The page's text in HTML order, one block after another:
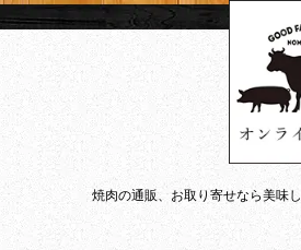
焼肉の通販、お取り寄せなら美味